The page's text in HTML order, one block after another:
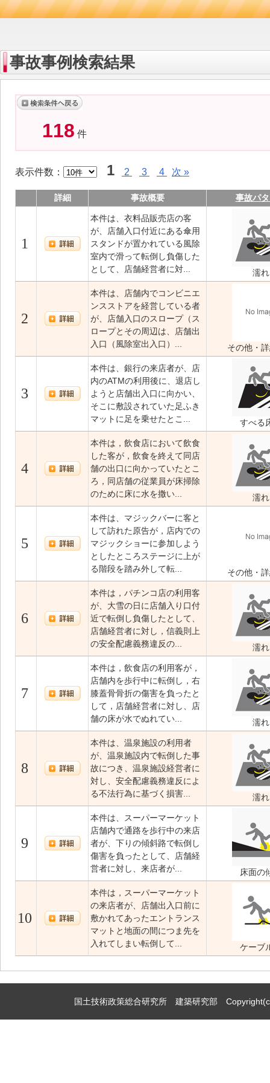
事故事例検索結果
118 件
表示件数： 1 2 3 4 次 »
詳細 事故概要 事故パ
1
本件は、衣料品販売店の客
が、店舗入口付近にある傘用
スタンドが置かれている風除
室内で滑って転倒し負傷した
として、店舗経営者に対...
濡れ
2
本件は、店舗内でコンビニエ
ンスストアを経営している者
が、店舗入口のスロープ（ス
ロープとその周辺は、店舗出
入口（風除室出入口）...
その他・
3
本件は、銀行の来店者が、店
内のATMの利用後に、退店し
ようと店舗出入口に向かい、
そこに敷設されていた足ふき
マットに足を乗せたとこ...
すべる
4
本件は，飲食店において飲食
した客が，飲食を終えて同店
舗の出口に向かっていたとこ
ろ，同店舗の従業員が床掃除
のために床に水を撒い...
濡れ
5
本件は、マジックバーに客と
して訪れた原告が，店内での
マジックショーに参加しよう
としたところステージに上が
る階段を踏み外して転...
その他・
6
本件は，パチンコ店の利用客
が、大雪の日に店舗入り口付
近で転倒し負傷したとして、
店舗経営者に対し，信義則上
の安全配慮義務違反の...
濡れ
7
本件は，飲食店の利用客が，
店舗内を歩行中に転倒し，右
膝蓋骨骨折の傷害を負ったと
して，店舗経営者に対し、店
舗の床が水でぬれてい...
濡れ
8
本件は、温泉施設の利用者
が、温泉施設内で転倒した事
故につき、温泉施設経営者に
対し、安全配慮義務違反によ
る不法行為に基づく損害...
濡れ
9
本件は、スーパーマーケット
店舗内で通路を歩行中の来店
者が、下りの傾斜路で転倒し
傷害を負ったとして、店舗経
営者に対し、来店者が...
床面の
10
本件は，スーパーマーケット
の来店者が、店舗出入口前に
敷かれてあったエントランス
マットと地面の間につま先を
入れてしまい転倒して...
ケーブ
国土技術政策総合研究所 建築研究部